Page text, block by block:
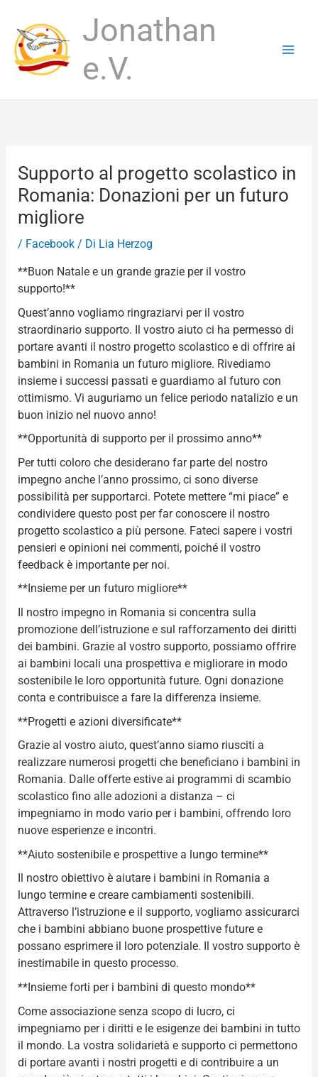
contenuto
Jonathan
e.V.
Supporto al progetto scolastico in
Romania: Donazioni per un futuro
migliore
/ Facebook/ Di Lia Herzog
**Buon Natale e un grande grazie per il vostro
supporto!**
Quest’anno vogliamo ringraziarvi per il vostro
straordinario supporto. Il vostro aiuto ci ha permesso di
portare avanti il nostro progetto scolastico e di offrire ai
bambini in Romania un futuro migliore. Rivediamo
insieme i successi passati e guardiamo al futuro con
ottimismo. Vi auguriamo un felice periodo natalizio e un
buon inizio nel nuovo anno!
**Opportunità di supporto per il prossimo anno**
Per tutti coloro che desiderano far parte del nostro
impegno anche l’anno prossimo, ci sono diverse
possibilità per supportarci. Potete mettere “mi piace” e
condividere questo post per far conoscere il nostro
progetto scolastico a più persone. Fateci sapere i vostri
pensieri e opinioni nei commenti, poiché il vostro
feedback è importante per noi.
**Insieme per un futuro migliore**
Il nostro impegno in Romania si concentra sulla
promozione dell’istruzione e sul rafforzamento dei diritti
dei bambini. Grazie al vostro supporto, possiamo offrire
ai bambini locali una prospettiva e migliorare in modo
sostenibile le loro opportunità future. Ogni donazione
conta e contribuisce a fare la differenza insieme.
**Progetti e azioni diversificate**
Grazie al vostro aiuto, quest’anno siamo riusciti a
realizzare numerosi progetti che beneficiano i bambini in
Romania. Dalle offerte estive ai programmi di scambio
scolastico fino alle adozioni a distanza – ci
impegniamo in modo vario per i bambini, offrendo loro
nuove esperienze e incontri.
**Aiuto sostenibile e prospettive a lungo termine**
Il nostro obiettivo è aiutare i bambini in Romania a
lungo termine e creare cambiamenti sostenibili.
Attraverso l’istruzione e il supporto, vogliamo assicurarci
che i bambini abbiano buone prospettive future e
possano esprimere il loro potenziale. Il vostro supporto è
inestimabile in questo processo.
**Insieme forti per i bambini di questo mondo**
Come associazione senza scopo di lucro, ci
impegniamo per i diritti e le esigenze dei bambini in tutto
il mondo. La vostra solidarietà e supporto ci permettono
di portare avanti i nostri progetti e di contribuire a un